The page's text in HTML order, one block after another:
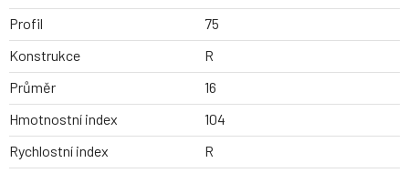
Profil
75
Konstrukce
R
Průměr
16
Hmotnostní index
104
Rychlostní index
R